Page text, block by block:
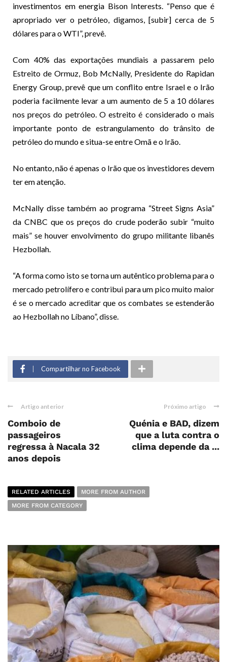
investimentos em energia Bison Interests. “Penso que é
apropriado ver o petróleo, digamos, [subir] cerca de 5
dólares para o WTI”, prevê.
Com 40% das exportações mundiais a passarem pelo
Estreito de Ormuz, Bob McNally, Presidente do Rapidan
Energy Group, prevê que um conflito entre Israel e o Irão
poderia facilmente levar a um aumento de 5 a 10 dólares
nos preços do petróleo. O estreito é considerado o mais
importante ponto de estrangulamento do trânsito de
petróleo do mundo e situa-se entre Omã e o Irão.
No entanto, não é apenas o Irão que os investidores devem
ter em atenção.
McNally disse também ao programa “Street Signs Asia”
da CNBC que os preços do crude poderão subir “muito
mais” se houver envolvimento do grupo militante libanês
Hezbollah.
“A forma como isto se torna um autêntico problema para o
mercado petrolífero e contribui para um pico muito maior
é se o mercado acreditar que os combates se estenderão
ao Hezbollah no Líbano”, disse.
Compartilhar no Facebook
Artigo anterior
Comboio de
passageiros
regressa à Nacala 32
anos depois
Próximo artigo
Quénia e BAD, dizem
que a luta contra o
clima depende da ...
RELATED ARTICLES
MORE FROM AUTHOR
MORE FROM CATEGORY